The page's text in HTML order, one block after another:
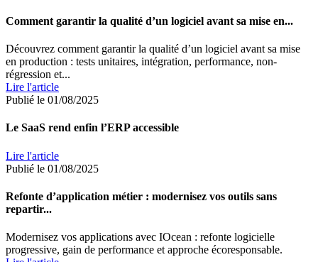
Comment garantir la qualité d’un logiciel avant sa mise en...
Découvrez comment garantir la qualité d’un logiciel avant sa mise
en production : tests unitaires, intégration, performance, non-
régression et...
Lire l'article
Publié le 01/08/2025
Le SaaS rend enfin l’ERP accessible
Lire l'article
Publié le 01/08/2025
Refonte d’application métier : modernisez vos outils sans
repartir...
Modernisez vos applications avec IOcean : refonte logicielle
progressive, gain de performance et approche écoresponsable.